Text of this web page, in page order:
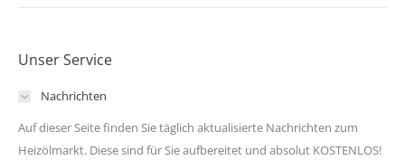
Unser Service
Nachrichten
Auf dieser Seite finden Sie täglich aktualisierte Nachrichten zum
Heizölmarkt. Diese sind für Sie aufbereitet und absolut KOSTENLOS!